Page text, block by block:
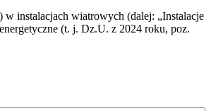
w instalacjach wiatrowych (dalej: „Instalacje
(t. j. Dz.U. z 2024 roku, poz.